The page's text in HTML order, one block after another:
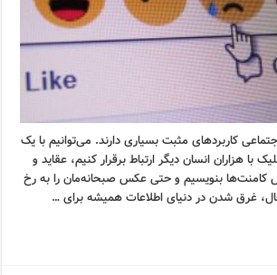
کاربردهای مثبت بسیاری دارند. می‌توانیم با یک
هزاران انسان دیگر ارتباط برقرار کنیم، عقاید و
کامنت‌ها بنویسیم و حتی عکس صبحانه‌مان را به رخ
غرق شدن در دنیای اطلاعات همیشه برای …